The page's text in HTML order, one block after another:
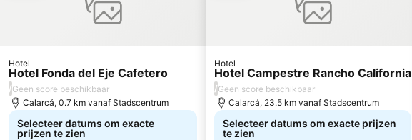
Hotel
Hotel Fonda del Eje Cafetero
/Geen score beschikbaar
Calarcá, 0.7 km vanaf Stadscentrum
Selecteer datums om exacte
prijzen te zien
Hotel
Hotel Campestre Rancho California
/Geen score beschikbaar
Calarcá, 23.5 km vanaf Stadscentrum
Selecteer datums om exacte prijzen
te zien